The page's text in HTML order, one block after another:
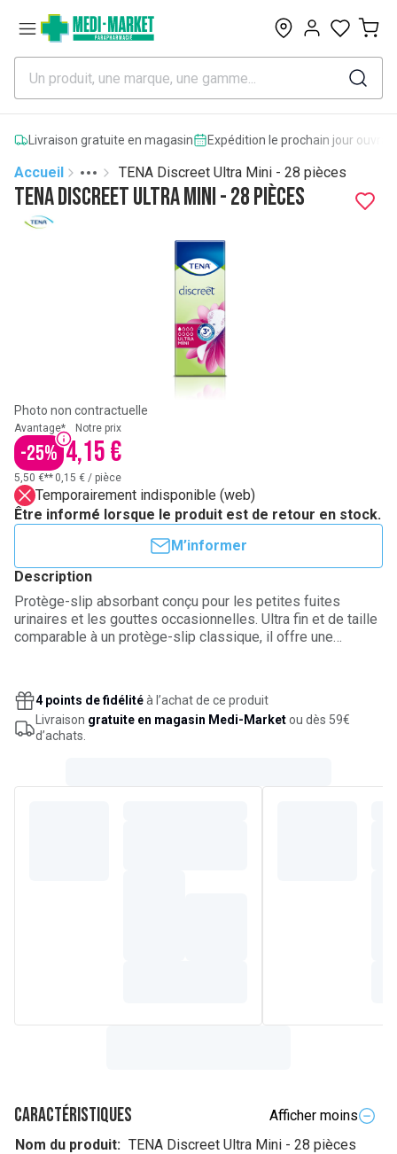
0
Livraison gratuite en magasin Expédition le prochain jour
Accueil
More
Toggle menu
TENA Discreet Ultra Mini - 28 pièces
TENA Discreet Ultra Mini - 28 pièces
Photo non contractuelle
Avantage*
-25%
Notre prix
4,15 €
5,50 €** 0,15 € / pièce
Temporairement indisponible (web)
Être informé lorsque le produit est de retour en stock.
M’informer
Description
Protège-slip absorbant conçu pour les petites fuites
urinaires et les gouttes occasionnelles. Ultra fin et de taille
comparable à un protège-slip classique, il offre une
protection cible les fuites, l’humidité et les odeurs, avec un
contrôle des odeurs pour une sensation de fraîcheur
durable. Une solution discrète et sûre pour les femmes
recherchant une protection légère.
4 points de fidélitéà l’achat de ce produit
Livraison gratuite en magasin Medi-Marketou dès 59€
d’achats.
Caractéristiques
Afficher moins
Nom du produit: TENA Discreet Ultra Mini - 28 pièces